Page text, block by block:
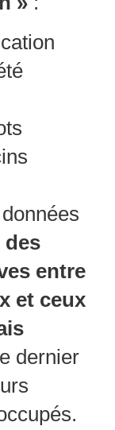
des
entre
et ceux
dernier